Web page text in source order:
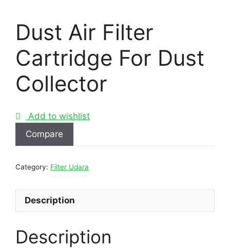
Dust Air Filter
Cartridge For Dust
Collector
Add to wishlist
Compare
Category: Filter Udara
Description
Description